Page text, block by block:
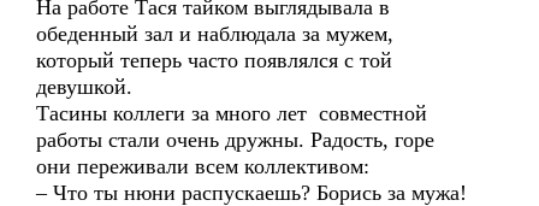
На работе Тася тайком выглядывала в
обеденный зал и наблюдала за мужем,
который теперь часто появлялся с той
девушкой.
Тасины коллеги за много лет совместной
работы стали очень дружны. Радость, горе
они переживали всем коллективом:
– Что ты нюни распускаешь? Борись за мужа!